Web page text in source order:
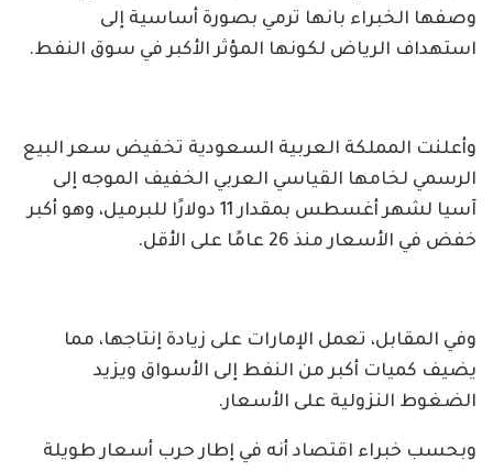
وصفها الخبراء بانها ترمي بصورة أساسية إلى
استهداف الرياض لكونها المؤثر الأكبر في سوق النفط.
وأعلنت المملكة العربية السعودية تخفيض سعر البيع
الرسمي لخامها القياسي العربي الخفيف الموجه إلى
آسيا لشهر أغسطس بمقدار 11 دولارًا للبرميل، وهو أكبر
خفض في الأسعار منذ 26 عامًا على الأقل.
وفي المقابل، تعمل الإمارات على زيادة إنتاجها، مما
يضيف كميات أكبر من النفط إلى الأسواق ويزيد
الضغوط النزولية على الأسعار.
وبحسب خبراء اقتصاد أنه في إطار حرب أسعار طويلة